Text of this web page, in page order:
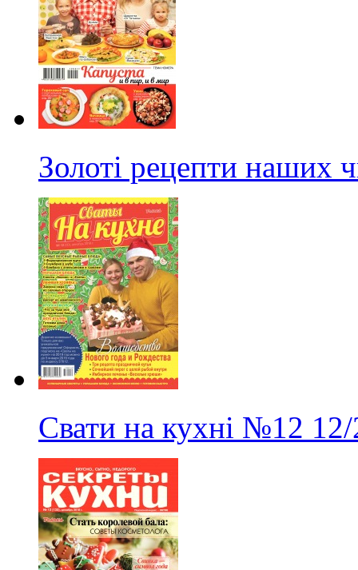
Золоті рецепти наших
Свати на кухні №12